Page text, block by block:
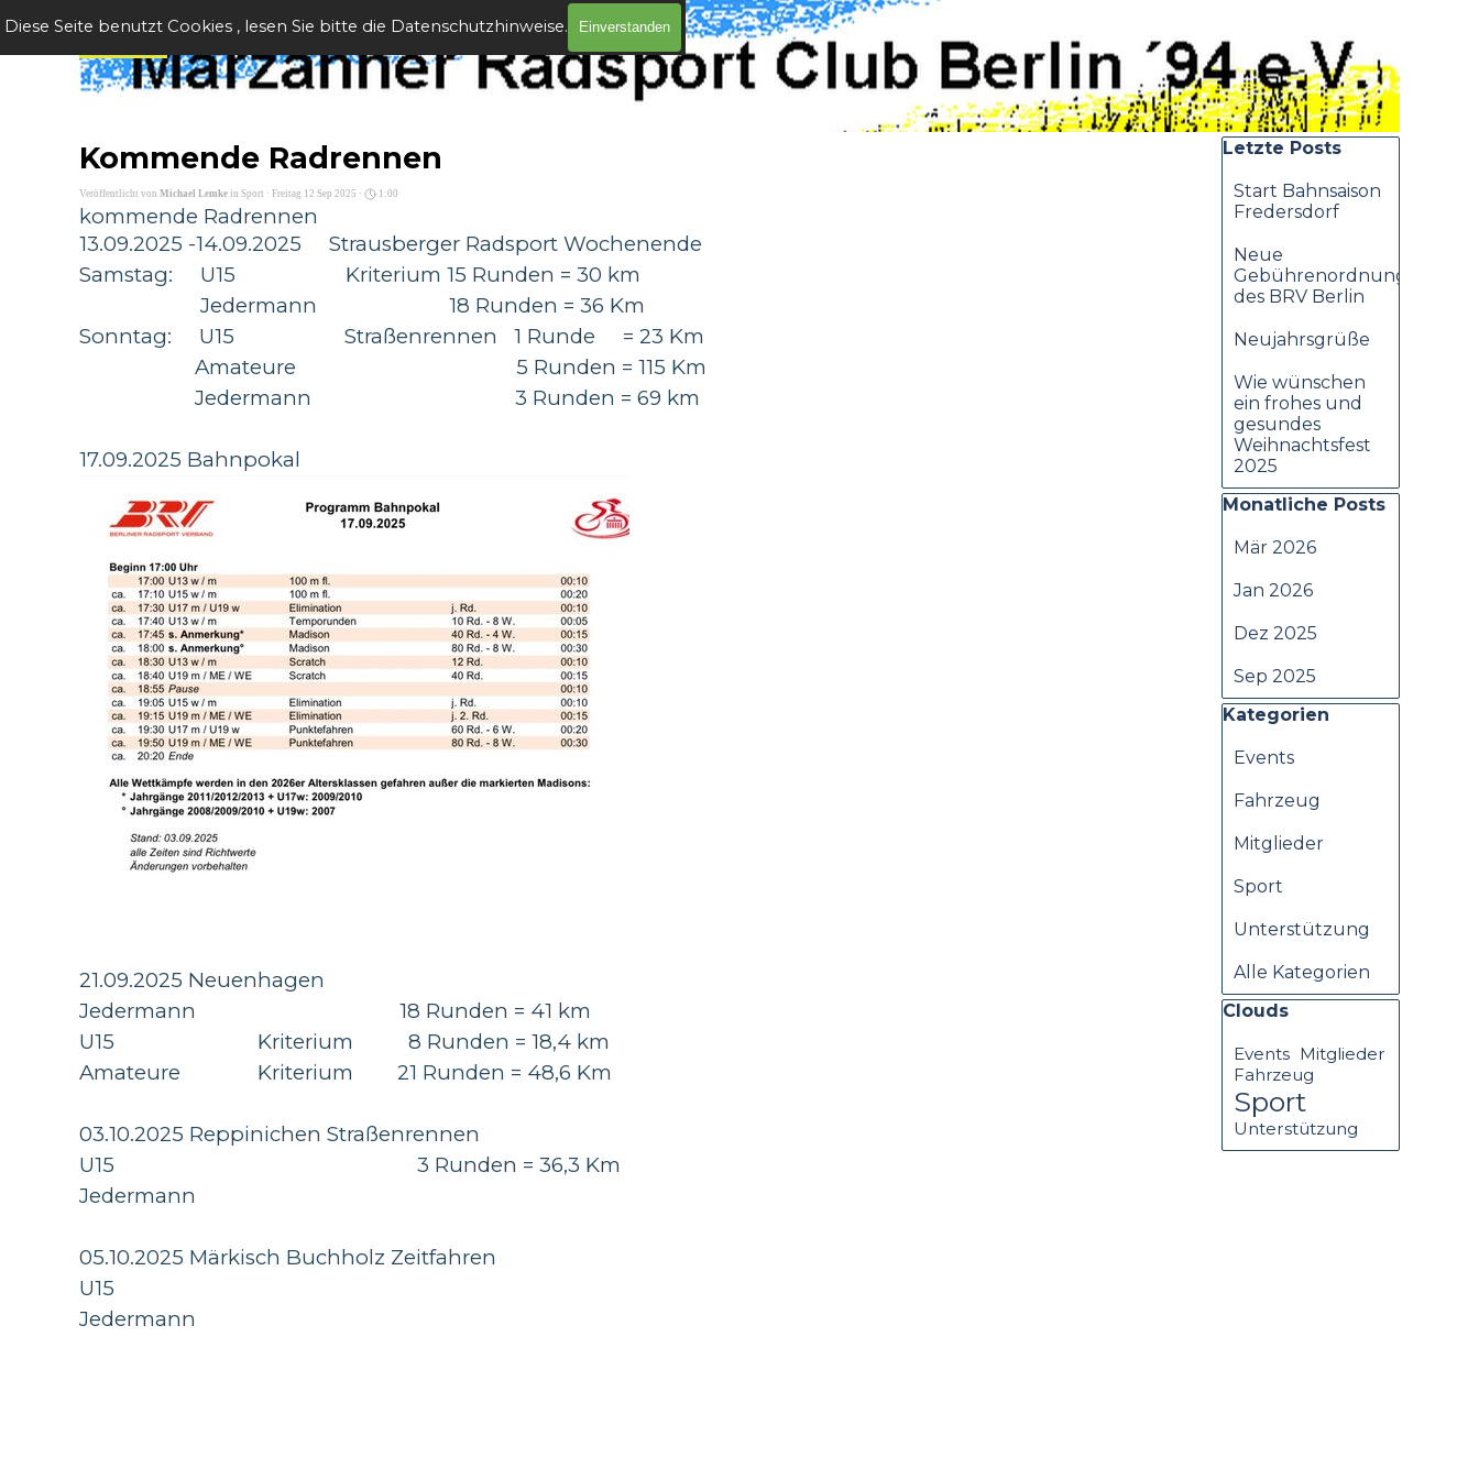
Diese Seite benutzt Cookies , lesen Sie bitte die Datenschutzhinweise. Einverstanden
Menü überspringen
Kommende Radrennen
Veröffentlicht von Michael Lemke in Sport · Freitag 12 Sep 2025 · 1:00
kommende Radrennen
13.09.2025 -14.09.2025 Strausberger Radsport Wochenende
Samstag: U15 Kriterium 15 Runden = 30 km
Jedermann 18 Runden = 36 Km
Sonntag: U15 Straßenrennen 1 Runde = 23 Km
Amateure 5 Runden = 115 Km
Jedermann 3 Runden = 69 km
17.09.2025 Bahnpokal
21.09.2025 Neuenhagen
Jedermann 18 Runden = 41 km
U15 Kriterium 8 Runden = 18,4 km
Amateure Kriterium 21 Runden = 48,6 Km
03.10.2025 Reppinichen Straßenrennen
U15 3 Runden = 36,3 Km
Jedermann
05.10.2025 Märkisch Buchholz Zeitfahren
U15
Jedermann
Block überspringen
Letzte Posts
Start Bahnsaison
Fredersdorf
Neue
Gebührenordnung
des BRV Berlin
Neujahrsgrüße
Wie wünschen
ein frohes und
gesundes
Weihnachtsfest
2025
Block überspringen
Monatliche Posts
Mär 2026
Jan 2026
Dez 2025
Sep 2025
Block überspringen
Kategorien
Events
Fahrzeug
Mitglieder
Sport
Unterstützung
Alle Kategorien
Block überspringen
Clouds
Events Mitglieder
Fahrzeug
Sport
Unterstützung